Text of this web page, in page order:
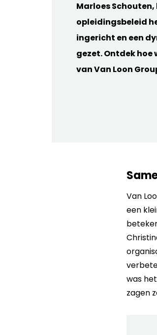
Marloes
opleidingsbeleid
ingericht en een
gezet. Ontdek hoe
van Van Loon
Van
een
was
zagen